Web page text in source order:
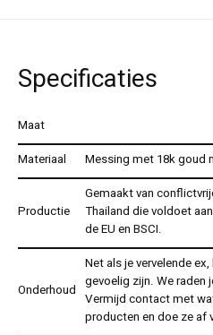
Specificaties
Maat
Materiaal
Messing met 18k goud
Productie
Gemaakt van
Thailand die voldoet
de EU en BSCI.
Onderhoud
Net als je vervelende
gevoelig zijn. We raden
Vermijd contact met
producten en doe ze af